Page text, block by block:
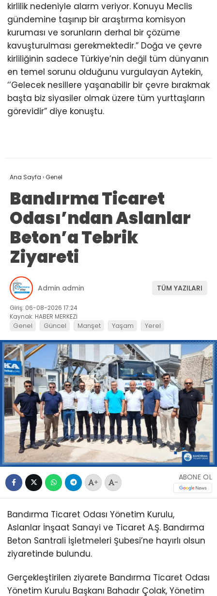
kirlilik nedeniyle alarm veriyor. Konuyu Meclis
gündemine taşınıp bir araştırma komisyon
kuruması ve sorunların derhal bir çözüme
kavuşturulması gerekmektedir.” Doğa ve çevre
kirliliğinin sadece Türkiye’nin değil tüm dünyanın
en temel sorunu olduğunu vurgulayan Aytekin,
‘’Gelecek nesillere yaşanabilir bir çevre bırakmak
başta biz siyasiler olmak üzere tüm yurttaşların
görevidir” diye konuştu.
Ana Sayfa ›Genel
Bandırma Ticaret
Odası’ndan Aslanlar
Beton’a Tebrik
Ziyareti
Admin admin TÜM YAZILARI
Giriş: 06-08-2026 17:24
Kaynak: HABER MERKEZİ
Genel Güncel Manşet Yaşam Yerel
+ -
ABONE OL
Bandırma Ticaret Odası Yönetim Kurulu,
Aslanlar İnşaat Sanayi ve Ticaret A.Ş. Bandırma
Beton Santrali İşletmeleri Şubesi’ne hayırlı olsun
ziyaretinde bulundu.
Gerçekleştirilen ziyarete Bandırma Ticaret Odası
Yönetim Kurulu Başkanı Bahadır Çolak, Yönetim